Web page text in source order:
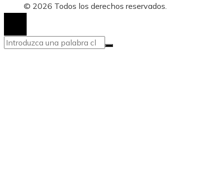
© 2026 Todos los derechos reservados.